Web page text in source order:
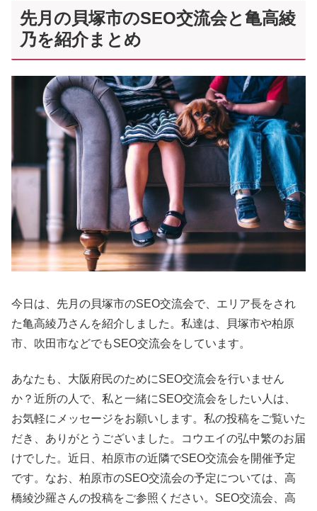
先月の貝塚市のSEO交流会と亀高綾
乃を紹介まとめ
今日は、先月の貝塚市のSEO交流会で、エリア長をされ
た亀高綾乃さんを紹介しました。私達は、貝塚市や柏原
市、吹田市などでもSEO交流会をしています。
あなたも、大阪府民のためにSEO交流会を行いません
か？近所の人で、私と一緒にSEO交流会をしたい人は、
お気軽にメッセージをお願いします。私の投稿をご覧いた
だき、ありがとうございました。コウエイの弘中繁のお届
けでした。近日、柏原市の近隣でSEO交流会を開催予定
です。なお、柏原市のSEO交流会の予定については、高
橋綾沙羅さんの投稿をご参照ください。SEO交流会、高